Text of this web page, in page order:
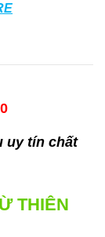
uy tín chất
THIÊN